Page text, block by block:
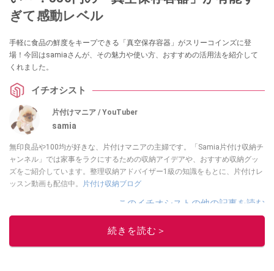
ぎて感動レベル
手軽に食品の鮮度をキープできる「真空保存容器」がスリーコインズに登
場！今回はsamiaさんが、その魅力や使い方、おすすめの活用法を紹介して
くれました。
イチオシスト
片付けマニア / YouTuber
samia
無印良品や100均が好きな、片付けマニアの主婦です。「Samia片付け収納チ
ャンネル」では家事をラクにするための収納アイデアや、おすすめ収納グッ
ズをご紹介しています。整理収納アドバイザー1級の知識をもとに、片付けレ
ッスン動画も配信中。
片付け収納ブログ
このイチオシストの他の記事を読む
続きを読む＞